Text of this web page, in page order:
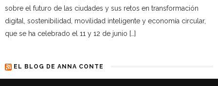
sobre el futuro de las ciudades y sus retos en transformación
digital, sostenibilidad, movilidad inteligente y economía circular,
que se ha celebrado el 11 y 12 de junio […]
EL BLOG DE ANNA CONTE